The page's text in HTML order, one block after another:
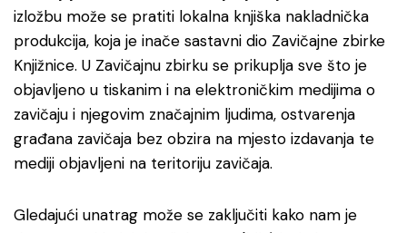
izložbu može se pratiti lokalna knjiška nakladnička
produkcija, koja je inače sastavni dio Zavičajne zbirke
Knjižnice. U Zavičajnu zbirku se prikuplja sve što je
objavljeno u tiskanim i na elektroničkim medijima o
zavičaju i njegovim značajnim ljudima, ostvarenja
građana zavičaja bez obzira na mjesto izdavanja te
mediji objavljeni na teritoriju zavičaja.
Gledajući unatrag može se zaključiti kako nam je